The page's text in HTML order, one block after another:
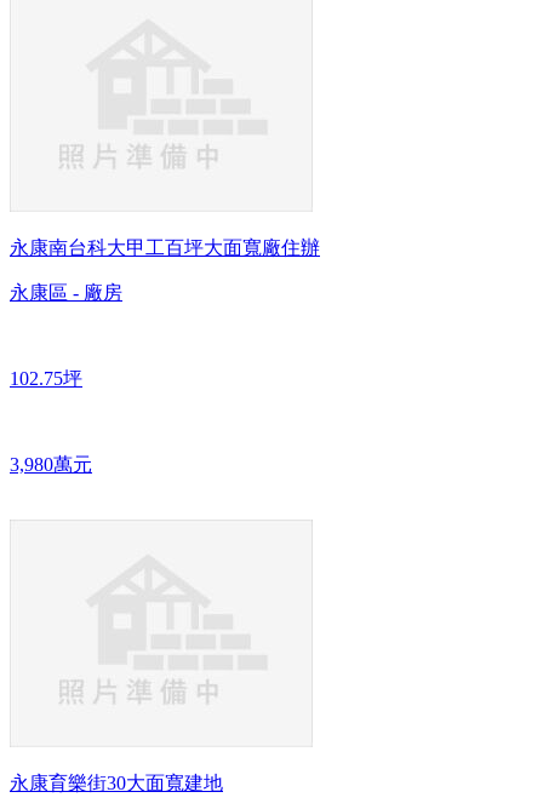
永康南台科大甲工百坪大面寬廠住辦
永康區 - 廠房
102.75坪
3,980萬元
永康育樂街30大面寬建地